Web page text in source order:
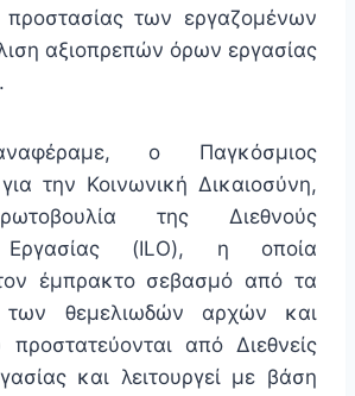
προστασίας των εργαζομένων
αξιοπρεπών όρων εργασίας
ο Παγκόσμιος
την Κοινωνική Δικαιοσύνη,
της Διεθνούς
Εργασίας (ILO), η οποία
έμπρακτο σεβασμό από τα
θεμελιωδών αρχών και
από Διεθνείς
και λειτουργεί με βάση